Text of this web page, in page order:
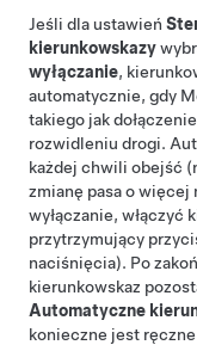
Jeśli dla ustawień
kierunkowskazy
wyłączanie,
automatycznie, gdy
takiego jak
rozwidleniu drogi.
każdej chwili obejść
zmianę pasa o
wyłączanie, włączyć
przytrzymujący
naciśnięcia). Po
kierunkowskaz
Automatyczne
konieczne jest